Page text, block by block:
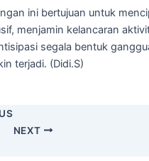
ini bertujuan untuk
menjamin kelancaran
segala bentuk
terjadi. (Didi.S)
NEXT